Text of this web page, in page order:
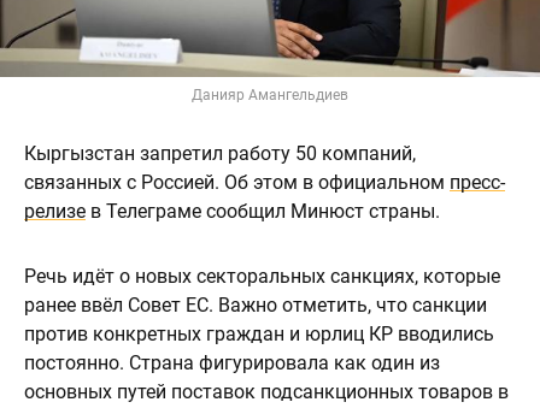
Данияр Амангельдиев
Кыргызстан запретил работу 50 компаний,
связанных с Россией. Об этом в официальном пресс-
релизе в Телеграме сообщил Минюст страны.
Речь идёт о новых секторальных санкциях, которые
ранее ввёл Совет ЕС. Важно отметить, что санкции
против конкретных граждан и юрлиц КР вводились
постоянно. Страна фигурировала как один из
основных путей поставок подсанкционных товаров в